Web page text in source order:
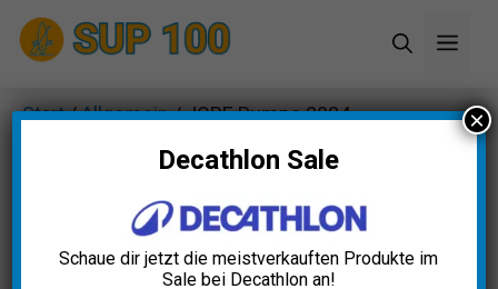
Zum
Inhalt
Start/Allgemein/ JOBE Pumpe 2024
ElektroluftpumpeDecathlon Sale
Schaue dir jetzt die meistverkauften Produkte im
Sale bei Decathlon an!
×